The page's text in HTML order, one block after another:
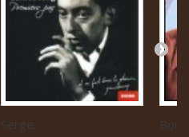
Serge...